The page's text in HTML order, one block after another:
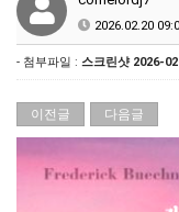
2026.02.20
- 첨부파일 : 스크린샷 2026-
이전글 다음글